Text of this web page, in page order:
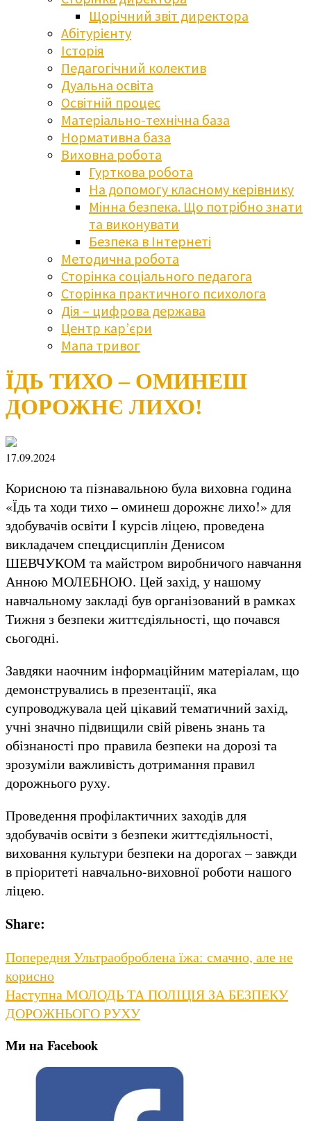
Щорічний звіт директора
Абітурієнту
Історія
Педагогічний колектив
Дуальна освіта
Освітній процес
Матеріально-технічна база
Нормативна база
Виховна робота
Гурткова робота
На допомогу класному керівнику
Мінна безпека. Що потрібно знати
та виконувати
Безпека в Інтернеті
Методична робота
Сторінка соціального педагога
Сторінка практичного психолога
Дія – цифрова держава
Центр кар’єри
Мапа тривог
ЇДЬ ТИХО – ОМИНЕШ
ДОРОЖНЄ ЛИХО!
17.09.2024
Корисною та пізнавальною була виховна година
«Їдь та ходи тихо – оминеш дорожнє лихо!» для
здобувачів освіти I курсів ліцею, проведена
викладачем спецдисциплін Денисом
ШЕВЧУКОМ та майстром виробничого навчання
Анною МОЛЕБНОЮ. Цей захід, у нашому
навчальному закладі був організований в рамках
Тижня з безпеки життєдіяльності, що почався
сьогодні.
Завдяки наочним інформаційним матеріалам, що
демонструвались в презентації, яка
супроводжувала цей цікавий тематичний захід,
учні значно підвищили свій рівень знань та
обізнаності про правила безпеки на дорозі та
зрозуміли важливість дотримання правил
дорожнього руху.
Проведення профілактичних заходів для
здобувачів освіти з безпеки життєдіяльності,
виховання культури безпеки на дорогах – завжди
в пріоритеті навчально-виховної роботи нашого
ліцею.
Share:
Навігація
записів
ПопередняPrevious
Ультраоброблена їжа: смачно, але не
корисно
НаступнаNext
post:
МОЛОДЬ ТА ПОЛІЦІЯ ЗА БЕЗПЕКУ
ДОРОЖНЬОГО РУХУ
Ми на Facebook